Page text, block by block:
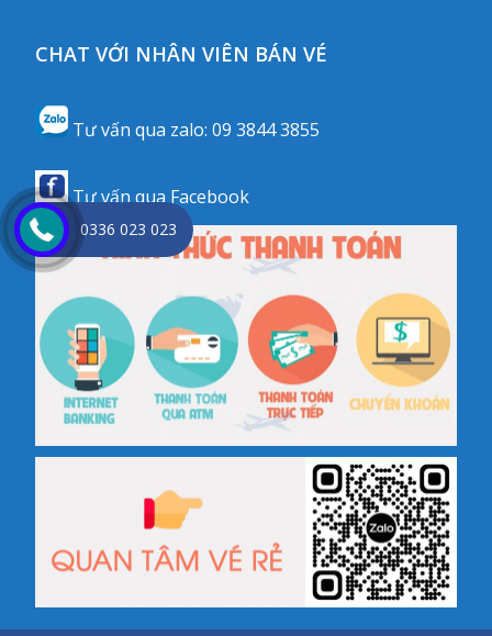
CHAT VỚI NHÂN VIÊN BÁN VÉ
Tư vấn qua zalo:09 3844 3855
Tư vấn quaFacebook
0336 023 023